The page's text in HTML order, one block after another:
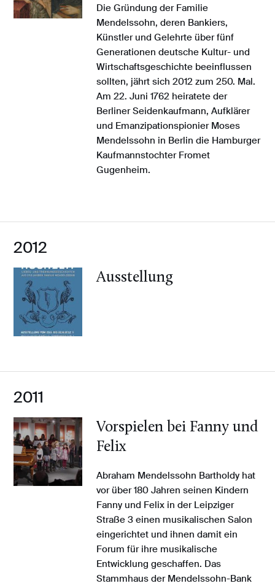
Die Gründung der Familie
Mendelssohn, deren Bankiers,
Künstler und Gelehrte über fünf
Generationen deutsche Kultur- und
Wirtschaftsgeschichte beeinflussen
sollten, jährt sich 2012 zum 250. Mal.
Am 22. Juni 1762 heiratete der
Berliner Seidenkaufmann, Aufklärer
und Emanzipationspionier Moses
Mendelssohn in Berlin die Hamburger
Kaufmannstochter Fromet
Gugenheim.
2012
Ausstellung
2011
Vorspielen bei Fanny und
Felix
Abraham Mendelssohn Bartholdy hat
vor über 180 Jahren seinen Kindern
Fanny und Felix in der Leipziger
Straße 3 einen musikalischen Salon
eingerichtet und ihnen damit ein
Forum für ihre musikalische
Entwicklung geschaffen. Das
Stammhaus der Mendelssohn-Bank